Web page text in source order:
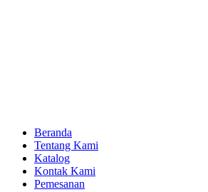
Beranda
Tentang Kami
Katalog
Kontak Kami
Pemesanan